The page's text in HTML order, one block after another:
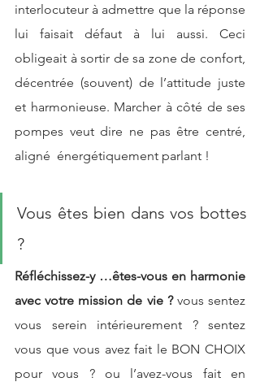
interlocuteur à admettre que la réponse
lui faisait défaut à lui aussi. Ceci
obligeait à sortir de sa zone de confort,
décentrée (souvent) de l’attitude juste
et harmonieuse. Marcher à côté de ses
pompes veut dire ne pas être centré,
aligné  énergétiquement parlant !
Vous êtes bien dans vos bottes
?
Réfléchissez-y …êtes-vous en harmonie
avec votre mission de vie ? vous sentez
vous serein intérieurement ? sentez
vous que vous avez fait le BON CHOIX
pour vous ? ou l’avez-vous fait en